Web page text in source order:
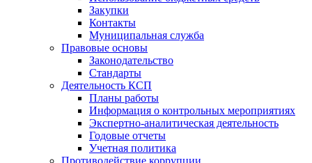
Закупки
Контакты
Муниципальная служба
Правовые основы
Законодательство
Стандарты
Деятельность КСП
Планы работы
Информация о контрольных мероприятиях
Экспертно-аналитическая деятельность
Годовые отчеты
Учетная политика